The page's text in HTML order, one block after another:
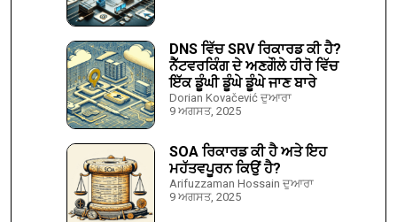
DNS ਵਿੱਚ SRV ਰਿਕਾਰਡ ਕੀ ਹੈ?
ਨੈੱਟਵਰਕਿੰਗ ਦੇ ਅਣਗੌਲੇ ਹੀਰੋ ਵਿੱਚ
ਇੱਕ ਡੂੰਘੀ ਡੂੰਘੇ ਡੂੰਘੇ ਜਾਣ ਬਾਰੇ
Dorian Kovačević ਦੁਆਰਾ
9 ਅਗਸਤ, 2025
SOA ਰਿਕਾਰਡ ਕੀ ਹੈ ਅਤੇ ਇਹ
ਮਹੱਤਵਪੂਰਨ ਕਿਉਂ ਹੈ?
Arifuzzaman Hossain ਦੁਆਰਾ
9 ਅਗਸਤ, 2025